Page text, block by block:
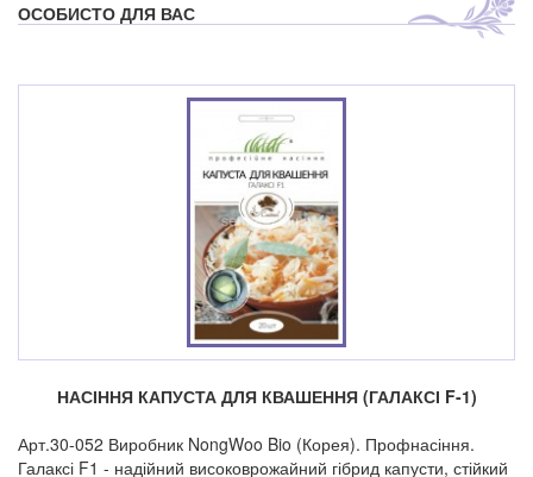
ОСОБИСТО ДЛЯ ВАС
НАСІННЯ КАПУСТА ДЛЯ КВАШЕННЯ (ГАЛАКСІ F-1)
Арт.30-052 Виробник NongWoo Bio (Корея). Профнасіння.
Галаксі F1 - надійний високоврожайний гібрид капусти, стійкий